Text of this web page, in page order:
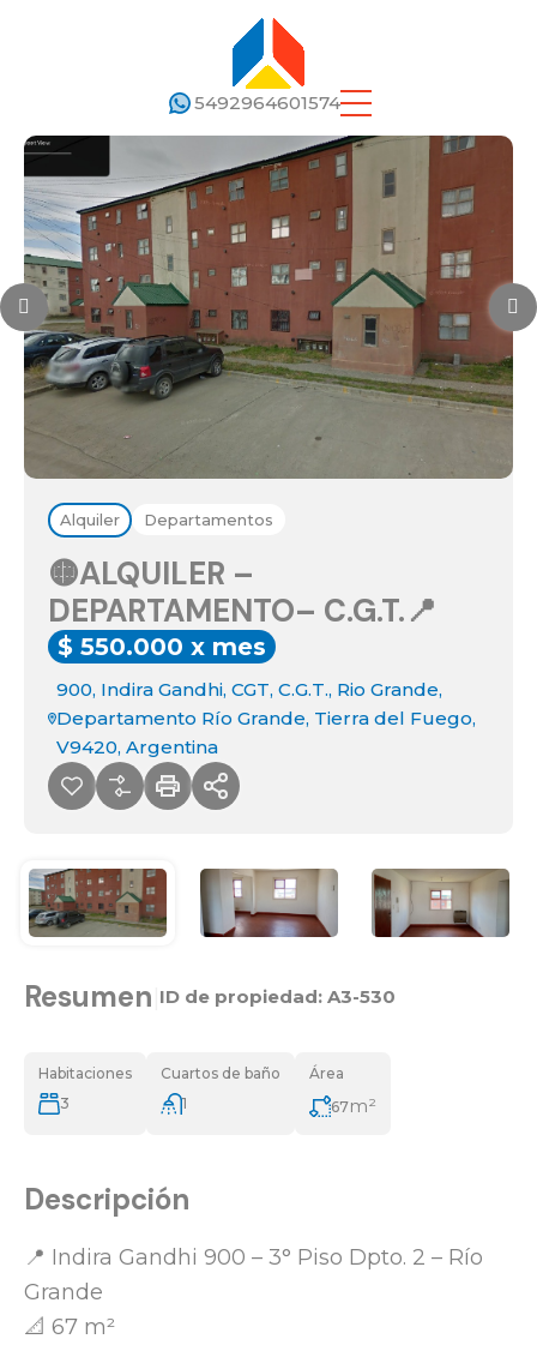
5492964601574
Alquiler Departamentos
🟡ALQUILER –
DEPARTAMENTO– C.G.T.📍
$ 550.000 x mes
900, Indira Gandhi, CGT, C.G.T., Rio Grande,
Departamento Río Grande, Tierra del Fuego,
V9420, Argentina
Resumen ID de propiedad: A3-530
Habitaciones
3
Cuartos de baño
1
Área
67m²
Descripción
📍 Indira Gandhi 900 – 3° Piso Dpto. 2 – Río
Grande
📐 67 m²